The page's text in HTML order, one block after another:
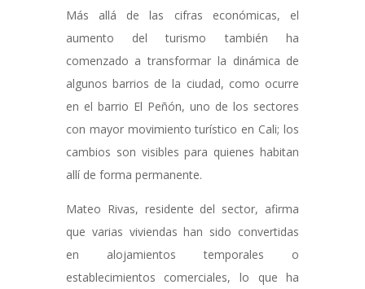
Más allá de las cifras económicas, el
aumento del turismo también ha
comenzado a transformar la dinámica de
algunos barrios de la ciudad, como ocurre
en el barrio El Peñón, uno de los sectores
con mayor movimiento turístico en Cali; los
cambios son visibles para quienes habitan
allí de forma permanente.
Mateo Rivas, residente del sector, afirma
que varias viviendas han sido convertidas
en alojamientos temporales o
establecimientos comerciales, lo que ha